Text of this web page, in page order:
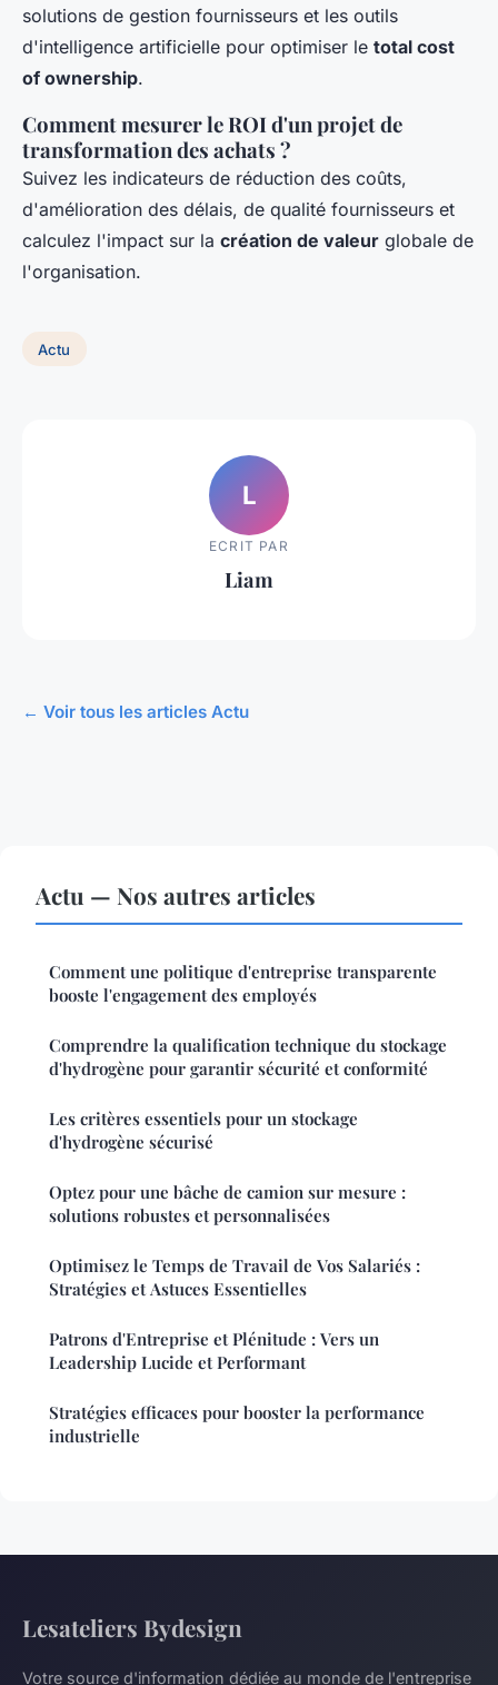
solutions de gestion fournisseurs et les outils
d'intelligence artificielle pour optimiser le total cost
of ownership.
Comment mesurer le ROI d'un projet de
transformation des achats ?
Suivez les indicateurs de réduction des coûts,
d'amélioration des délais, de qualité fournisseurs et
calculez l'impact sur la création de valeur globale de
l'organisation.
Actu
L
ECRIT PAR
Liam
← Voir tous les articles Actu
Actu — Nos autres articles
Comment une politique d'entreprise transparente
booste l'engagement des employés
Comprendre la qualification technique du stockage
d'hydrogène pour garantir sécurité et conformité
Les critères essentiels pour un stockage
d'hydrogène sécurisé
Optez pour une bâche de camion sur mesure :
solutions robustes et personnalisées
Optimisez le Temps de Travail de Vos Salariés :
Stratégies et Astuces Essentielles
Patrons d'Entreprise et Plénitude : Vers un
Leadership Lucide et Performant
Stratégies efficaces pour booster la performance
industrielle
Lesateliers Bydesign
Votre source d'information dédiée au monde de l'entreprise